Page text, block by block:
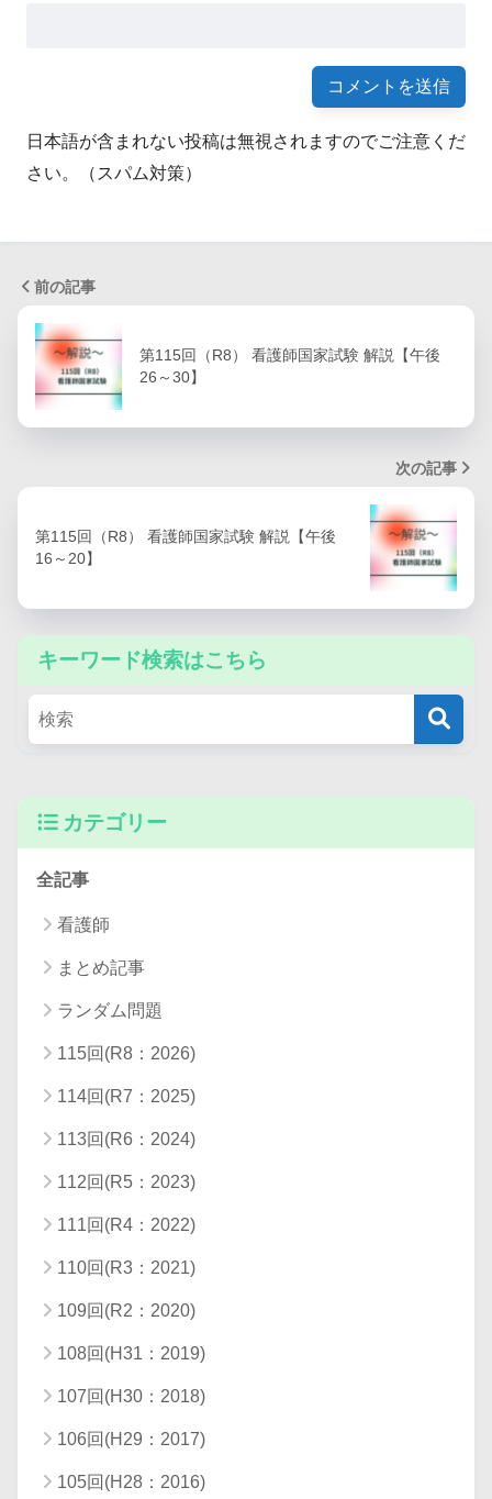
日本語が含まれない投稿は無視されますのでご注意くだ
さい。（スパム対策）
前の記事
第115回（R8） 看護師国家試験 解説【午後
26～30】
次の記事
第115回（R8） 看護師国家試験 解説【午後
16～20】
キーワード検索はこちら
カテゴリー
全記事
看護師
まとめ記事
ランダム問題
115回(R8：2026)
114回(R7：2025)
113回(R6：2024)
112回(R5：2023)
111回(R4：2022)
110回(R3：2021)
109回(R2：2020)
108回(H31：2019)
107回(H30：2018)
106回(H29：2017)
105回(H28：2016)